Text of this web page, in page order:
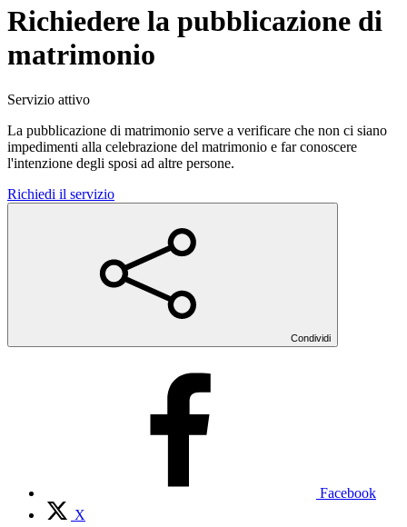
Richiedere la pubblicazione di
matrimonio
Servizio attivo
La pubblicazione di matrimonio serve a verificare che non ci siano
impedimenti alla celebrazione del matrimonio e far conoscere
l'intenzione degli sposi ad altre persone.
Richiedi il servizio
Condividi
Facebook
X